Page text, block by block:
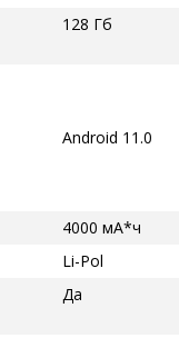
128 Гб
Android 11.0
4000 мА*ч
Li-Pol
Да